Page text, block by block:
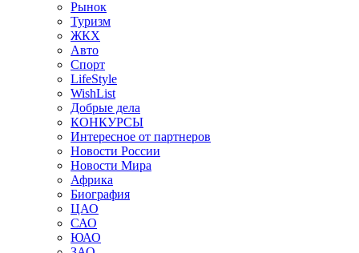
Рынок
Туризм
ЖКХ
Авто
Спорт
LifeStyle
WishList
Добрые дела
КОНКУРСЫ
Интересное от партнеров
Новости России
Новости Мира
Африка
Биография
ЦАО
САО
ЮАО